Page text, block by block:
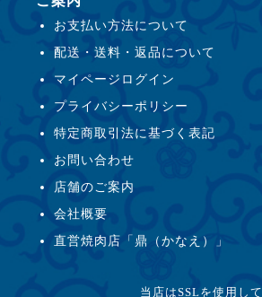
お支払い方法について
配送・送料・返品について
マイページログイン
プライバシーポリシー
特定商取引法に基づく表記
お問い合わせ
店舗のご案内
会社概要
直営焼肉店「鼎（かなえ）」
当店はSSLを使用して